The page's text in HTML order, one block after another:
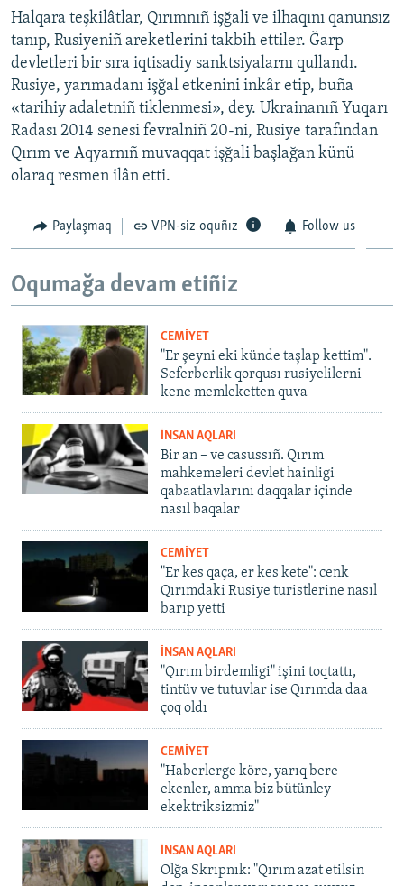
Halqara teşkilâtlar, Qırımnıñ işğali ve ilhaqını qanunsız
tanıp, Rusiyeniñ areketlerini takbih ettiler. Ğarp
devletleri bir sıra iqtisadiy sanktsiyalarnı qullandı.
Rusiye, yarımadanı işğal etkenini inkâr etip, buña
«tarihiy adaletniñ tiklenmesi», dey. Ukrainanıñ Yuqarı
Radası 2014 senesi fevralniñ 20-ni, Rusiye tarafından
Qırım ve Aqyarnıñ muvaqqat işğali başlağan künü
olaraq resmen ilân etti.
Paylaşmaq VPN-siz oquñız Follow us
Oqumağa devam etiñiz
CEMİYET
"Er şeyni eki künde taşlap kettim".
Seferberlik qorqusı rusiyelilerni
kene memleketten quva
İNSAN AQLARI
Bir an – ve casussıñ. Qırım
mahkemeleri devlet hainligi
qabaatlavlarını daqqalar içinde
nasıl baqalar
CEMİYET
"Er kes qaça, er kes kete": cenk
Qırımdaki Rusiye turistlerine nasıl
barıp yetti
İNSAN AQLARI
"Qırım birdemligi" işini toqtattı,
tintüv ve tutuvlar ise Qırımda daa
çoq oldı
CEMİYET
"Haberlerge köre, yarıq bere
ekenler, amma biz bütünley
ekektriksizmiz"
İNSAN AQLARI
Olğa Skrıpnık: "Qırım azat etilsin